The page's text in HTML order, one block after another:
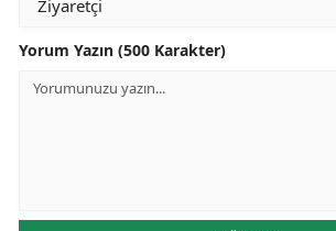
Yorum Yazın (500 Karakter)